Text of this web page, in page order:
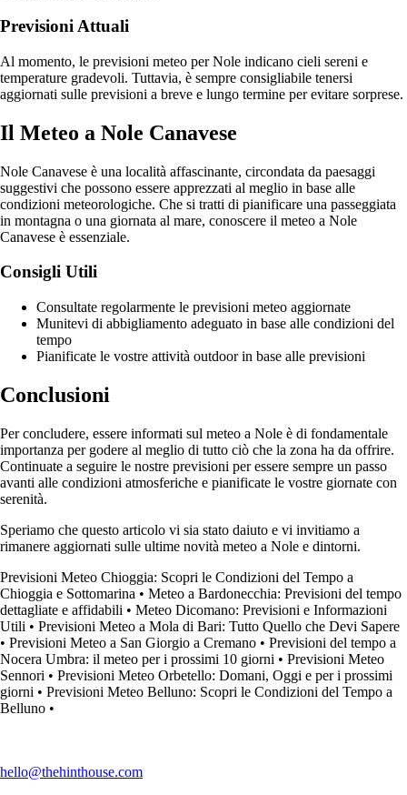
Previsioni Attuali
Al momento, le previsioni meteo per Nole indicano cieli sereni e
temperature gradevoli. Tuttavia, è sempre consigliabile tenersi
aggiornati sulle previsioni a breve e lungo termine per evitare sorprese.
Il Meteo a Nole Canavese
Nole Canavese è una località affascinante, circondata da paesaggi
suggestivi che possono essere apprezzati al meglio in base alle
condizioni meteorologiche. Che si tratti di pianificare una passeggiata
in montagna o una giornata al mare, conoscere il meteo a Nole
Canavese è essenziale.
Consigli Utili
Consultate regolarmente le previsioni meteo aggiornate
Munitevi di abbigliamento adeguato in base alle condizioni del
tempo
Pianificate le vostre attività outdoor in base alle previsioni
Conclusioni
Per concludere, essere informati sul meteo a Nole è di fondamentale
importanza per godere al meglio di tutto ciò che la zona ha da offrire.
Continuate a seguire le nostre previsioni per essere sempre un passo
avanti alle condizioni atmosferiche e pianificate le vostre giornate con
serenità.
Speriamo che questo articolo vi sia stato daiuto e vi invitiamo a
rimanere aggiornati sulle ultime novità meteo a Nole e dintorni.
Previsioni Meteo Chioggia: Scopri le Condizioni del Tempo a
Chioggia e Sottomarina • Meteo a Bardonecchia: Previsioni del tempo
dettagliate e affidabili • Meteo Dicomano: Previsioni e Informazioni
Utili • Previsioni Meteo a Mola di Bari: Tutto Quello che Devi Sapere
• Previsioni Meteo a San Giorgio a Cremano • Previsioni del tempo a
Nocera Umbra: il meteo per i prossimi 10 giorni • Previsioni Meteo
Sennori • Previsioni Meteo Orbetello: Domani, Oggi e per i prossimi
giorni • Previsioni Meteo Belluno: Scopri le Condizioni del Tempo a
Belluno •
hello@thehinthouse.com